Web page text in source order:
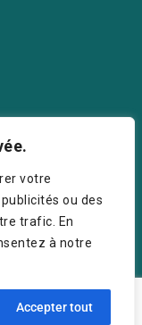
votre
ou des
trafic. En
à notre
Accepter tout
réservés.